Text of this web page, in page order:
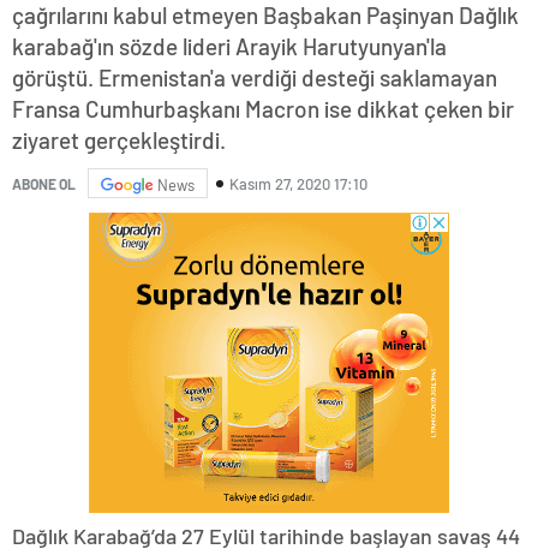
çağrılarını kabul etmeyen Başbakan Paşinyan Dağlık
karabağ'ın sözde lideri Arayik Harutyunyan'la
görüştü. Ermenistan'a verdiği desteği saklamayan
Fransa Cumhurbaşkanı Macron ise dikkat çeken bir
ziyaret gerçekleştirdi.
ABONE OL News Kasım 27, 2020 17:10
Dağlık Karabağ’da 27 Eylül tarihinde başlayan savaş 44